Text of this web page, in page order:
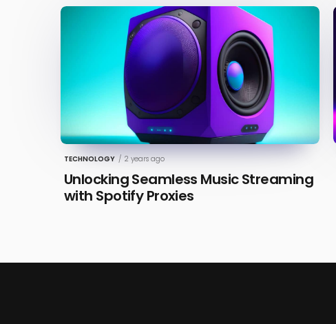
TECHNOLOGY / 2 years ago
Unlocking Seamless Music Streaming
with Spotify Proxies